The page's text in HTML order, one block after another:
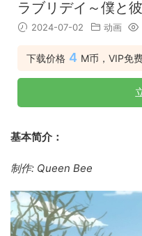
ラブリデイ～僕と
2024-07-02 动画
下载价格 4 M币，VIP免
基本简介：
制作: Queen Bee